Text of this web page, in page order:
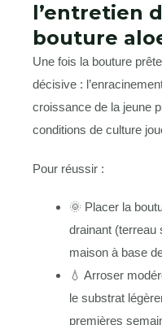
l’entretien
bouture
Une fois la bouture
décisive :
croissance de la jeune
conditions de culture
Pour réussir :
🌞 Placer la
drainant (terreau
maison à base
💧 Arroser
le substrat
premières